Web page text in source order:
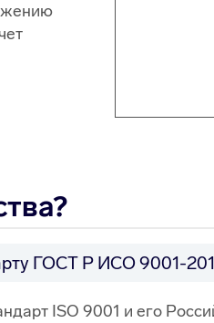
ГОСТ Р ИСО 9001-
ISO 9001 и его